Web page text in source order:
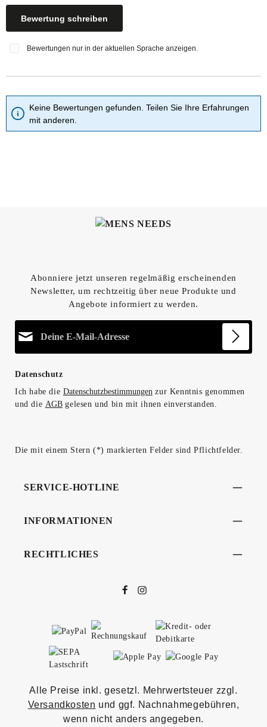
Bewertung schreiben
Bewertungen nur in der aktuellen Sprache anzeigen.
Keine Bewertungen gefunden. Teilen Sie Ihre Erfahrungen
mit anderen.
Abonniere jetzt unseren regelmäßig erscheinenden
Newsletter, um rechtzeitig über neue Produkte und
Angebote informiert zu werden.
Datenschutz
Ich habe die Datenschutzbestimmungen zur Kenntnis genommen
und die AGBgelesen und bin mit ihnen einverstanden.
Die mit einem Stern (*) markierten Felder sind Pflichtfelder.
SERVICE-HOTLINE
INFORMATIONEN
RECHTLICHES
Alle Preise inkl. gesetzl. Mehrwertsteuer zzgl.
Versandkosten und ggf. Nachnahmegebühren,
wenn nicht anders angegeben.